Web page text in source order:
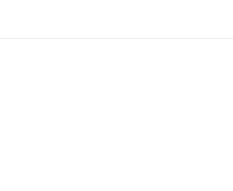
備專屬菜單。廚房雖無法
精調味料），但可透過食
復的昔日和服商家，步行